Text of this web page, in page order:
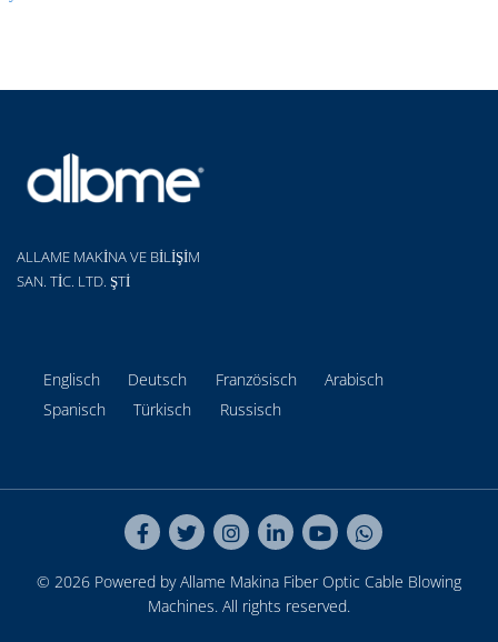
ALLAME MAKİNA VE BİLİŞİM
SAN. TİC. LTD. ŞTİ
Englisch Deutsch Französisch
Arabisch
Spanisch
Türkisch Russisch
© 2026 Powered by Allame Makina Fiber Optic Cable Blowing
Machines. All rights reserved.